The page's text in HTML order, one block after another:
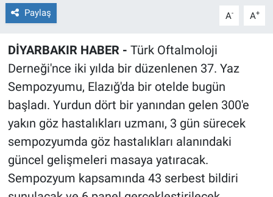
Paylaş A- A+
DİYARBAKIR HABER - Türk Oftalmoloji
Derneği'nce iki yılda bir düzenlenen 37. Yaz
Sempozyumu, Elazığ'da bir otelde bugün
başladı. Yurdun dört bir yanından gelen 300'e
yakın göz hastalıkları uzmanı, 3 gün sürecek
sempozyumda göz hastalıkları alanındaki
güncel gelişmeleri masaya yatıracak.
Sempozyum kapsamında 43 serbest bildiri
TEKNOLOJİ